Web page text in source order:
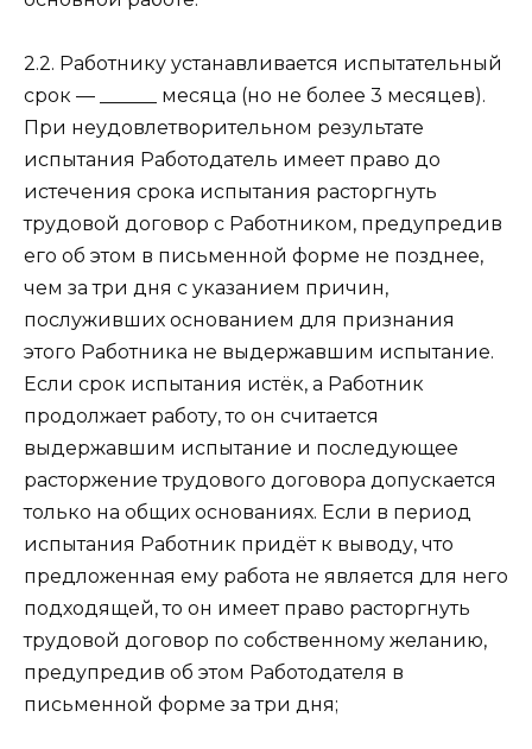
2.2. Работнику устанавливается испытательный
срок — ______ месяца (но не более 3 месяцев).
При неудовлетворительном результате
испытания Работодатель имеет право до
истечения срока испытания расторгнуть
трудовой договор с Работником, предупредив
его об этом в письменной форме не позднее,
чем за три дня с указанием причин,
послуживших основанием для признания
этого Работника не выдержавшим испытание.
Если срок испытания истёк, а Работник
продолжает работу, то он считается
выдержавшим испытание и последующее
расторжение трудового договора допускается
только на общих основаниях. Если в период
испытания Работник придёт к выводу, что
предложенная ему работа не является для него
подходящей, то он имеет право расторгнуть
трудовой договор по собственному желанию,
предупредив об этом Работодателя в
письменной форме за три дня;